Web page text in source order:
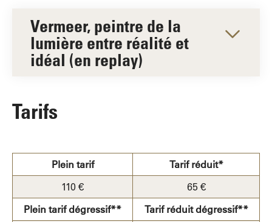
Vermeer, peintre de la
lumière entre réalité et
idéal (en replay)
Tarifs
Plein tarif
Tarif réduit*
110 €
65 €
Plein tarif dégressif**
Tarif réduit dégressif**